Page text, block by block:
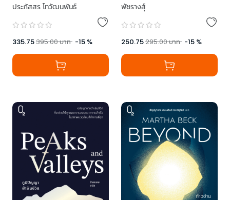
ประภัสสร โทวัฒนพันธ์
335.75395.00บาท -15 %
พัชรางสุ์
250.75295.00บาท -15 %